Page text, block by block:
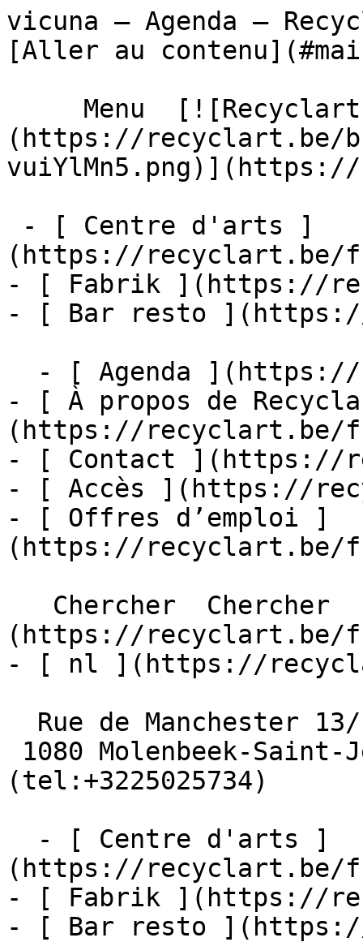
vicuna – Agenda –
[Aller au
(https://recyclart.be/
(https://recyclart.be/
- [ Fabrik ](https://
- [ Bar resto
- [ À propos de
(https://recyclart.be/
- [ Contact ](https://
- [ Accès ](https://
- [ Offres d’emploi ]
(https://recyclart.be/
(https://recyclart.be/
- [ nl ](https://
(tel:+3225025734)
(https://recyclart.be/
- [ Fabrik ](https://
- [ Bar resto